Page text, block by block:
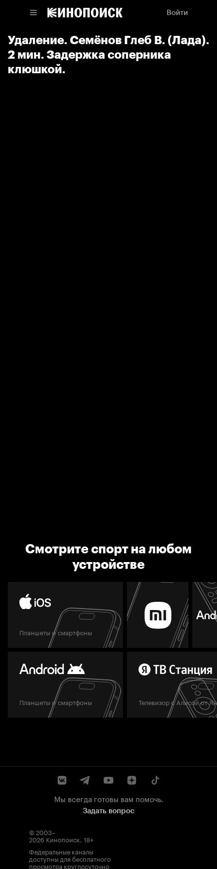
Войти
Удаление. Семёнов Глеб В. (Лада).
2 мин. Задержка соперника
клюшкой.
Смотрите спорт на любом
устройстве
Планшеты и смартфоны
Планшеты и смартфоны Телевизор с Алисой от
Мы всегда готовы вам помочь.
Задать вопрос
© 2003–
2026 Кинопоиск. 18+
Федеральные каналы
доступны для бесплатного
просмотра круглосуточно